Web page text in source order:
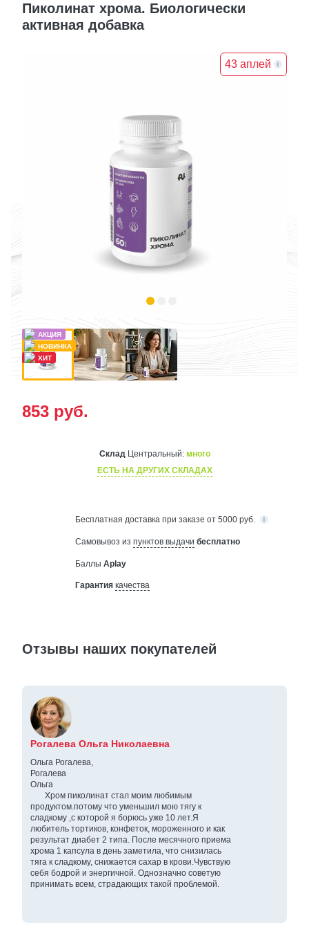
Пиколинат хрома. Биологически
активная добавка
43 аплей
853 руб.
СкладЦентральный: много
ЕСТЬ НА ДРУГИХ СКЛАДАХ
Бесплатная доставка при заказе от 5000 руб.
Самовывоз из пунктов выдачи бесплатно
Баллы Aplay
Гарантия качества
Отзывы наших покупателей
Рогалева Ольга Николаевна
Ольга Рогалева,
Рогалева
Ольга
Хром пиколинат стал моим любимым
продуктом.потому что уменьшил мою тягу к
сладкому ,с которой я борюсь уже 10 лет.Я
любитель тортиков, конфеток, мороженного и как
результат диабет 2 типа. После месячного приема
хрома 1 капсула в день заметила, что снизилась
тяга к сладкому, снижается сахар в крови.Чувствую
себя бодрой и энергичной. Однозначно советую
принимать всем, страдающих такой проблемой.